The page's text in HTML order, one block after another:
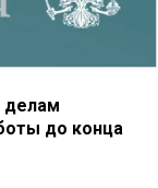
делам
до конца